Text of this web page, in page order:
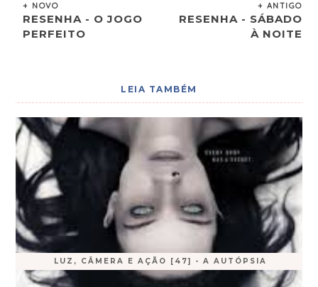
+ NOVO
RESENHA - O JOGO
PERFEITO
+ ANTIGO
RESENHA - SÁBADO
À NOITE
LEIA TAMBÉM
LUZ, CÂMERA E AÇÃO [47] - A AUTÓPSIA